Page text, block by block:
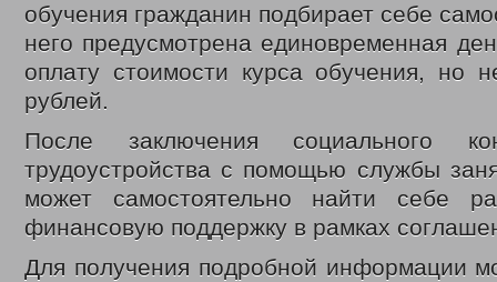
обучения гражданин подбирает себе
него предусмотрена единовременная
оплату стоимости курса обучения, но
рублей.
После заключения социального
трудоустройства с помощью службы
может самостоятельно найти себе
финансовую поддержку в рамках
Для получения подробной информации